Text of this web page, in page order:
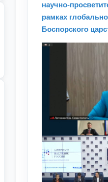
научно-
рамках
Боспорского